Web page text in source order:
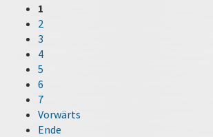
1
2
3
4
5
6
7
Vorwärts
Ende